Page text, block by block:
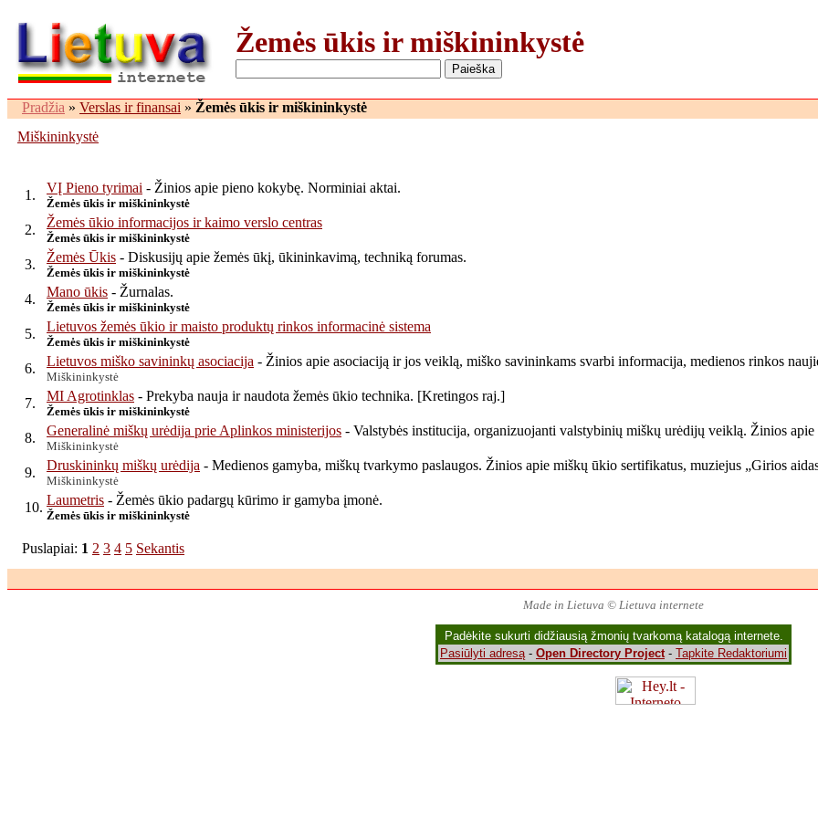
Žemės ūkis ir miškininkystė
Pradžia » Verslas ir finansai » Žemės ūkis ir miškininkystė
Miškininkystė
1. VĮ Pieno tyrimai - Žinios apie pieno kokybę. Norminiai aktai.
Žemės ūkis ir miškininkystė
2. Žemės ūkio informacijos ir kaimo verslo centras
Žemės ūkis ir miškininkystė
3. Žemės Ūkis - Diskusijų apie žemės ūkį, ūkininkavimą, techniką forumas.
Žemės ūkis ir miškininkystė
4. Mano ūkis - Žurnalas.
Žemės ūkis ir miškininkystė
5. Lietuvos žemės ūkio ir maisto produktų rinkos informacinė sistema
Žemės ūkis ir miškininkystė
6. Lietuvos miško savininkų asociacija - Žinios apie asociaciją ir jos veiklą, miško savininkams svarbi informacija, medienos rinkos
Miškininkystė
7. MI Agrotinklas - Prekyba nauja ir naudota žemės ūkio technika. [Kretingos raj.]
Žemės ūkis ir miškininkystė
8. Generalinė miškų urėdija prie Aplinkos ministerijos - Valstybės institucija, organizuojanti valstybinių miškų urėdijų veiklą. Žinios
Miškininkystė
9. Druskininkų miškų urėdija - Medienos gamyba, miškų tvarkymo paslaugos. Žinios apie miškų ūkio sertifikatus, muziejus „Girios
Miškininkystė
10. Laumetris - Žemės ūkio padargų kūrimo ir gamyba įmonė.
Žemės ūkis ir miškininkystė
Puslapiai: 1 2 3 4 5 Sekantis
Made in Lietuva © Lietuva internete
Padėkite sukurti didžiausią žmonių tvarkomą katalogą internete.
Pasiūlyti adresą - Open Directory Project - Tapkite Redaktoriumi